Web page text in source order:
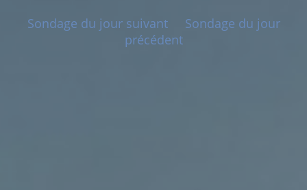
Sondage du jour suivant
Sondage du jour
précédent